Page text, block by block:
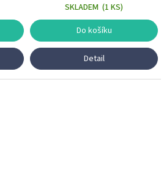
SKLADEM (1 KS)
Do košíku
Detail